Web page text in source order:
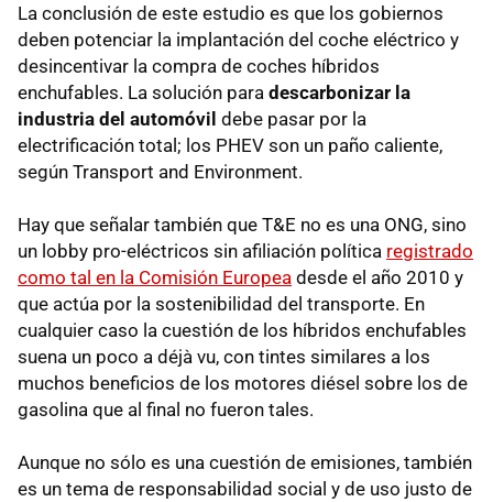
La conclusión de este estudio es que los gobiernos
deben potenciar la implantación del coche eléctrico y
desincentivar la compra de coches híbridos
enchufables. La solución para descarbonizar la
industria del automóvil debe pasar por la
electrificación total; los PHEV son un paño caliente,
según Transport and Environment.
Hay que señalar también que T&E no es una ONG, sino
un lobby pro-eléctricos sin afiliación política registrado
como tal en la Comisión Europea desde el año 2010 y
que actúa por la sostenibilidad del transporte. En
cualquier caso la cuestión de los híbridos enchufables
suena un poco a déjà vu, con tintes similares a los
muchos beneficios de los motores diésel sobre los de
gasolina que al final no fueron tales.
Aunque no sólo es una cuestión de emisiones, también
es un tema de responsabilidad social y de uso justo de